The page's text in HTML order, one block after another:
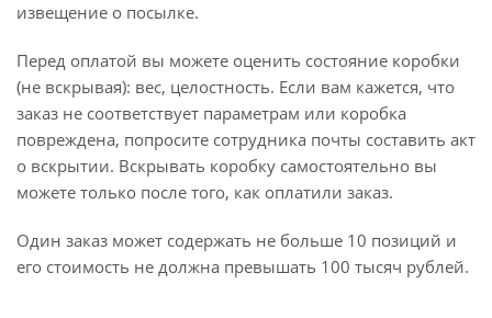
извещение о посылке.
Перед оплатой вы можете оценить состояние коробки
(не вскрывая): вес, целостность. Если вам кажется, что
заказ не соответствует параметрам или коробка
повреждена, попросите сотрудника почты составить акт
о вскрытии. Вскрывать коробку самостоятельно вы
можете только после того, как оплатили заказ.
Один заказ может содержать не больше 10 позиций и
его стоимость не должна превышать 100 тысяч рублей.